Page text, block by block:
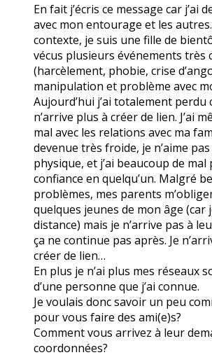
En fait j’écris ce message car j’ai
avec mon entourage et les
contexte, je suis une fille de
vécus plusieurs événements très
(harcèlement, phobie, crise
manipulation et problème avec
Aujourd’hui j’ai totalement perdu
n’arrive plus à créer de lien. J’ai
mal avec les relations avec ma
devenue très froide, je n’aime
physique, et j’ai beaucoup de
confiance en quelqu’un. Malgré
problèmes, mes parents
quelques jeunes de mon âge (car
distance) mais je n’arrive pas à
ça ne continue pas après. Je
créer de lien…
En plus je n’ai plus mes réseaux
d’une personne que j’ai connue.
Je voulais donc savoir un peu
pour vous faire des ami(e)s?
Comment vous arrivez à leur
coordonnées?